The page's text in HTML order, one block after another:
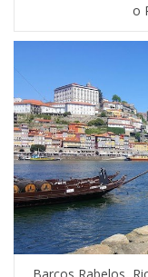
o